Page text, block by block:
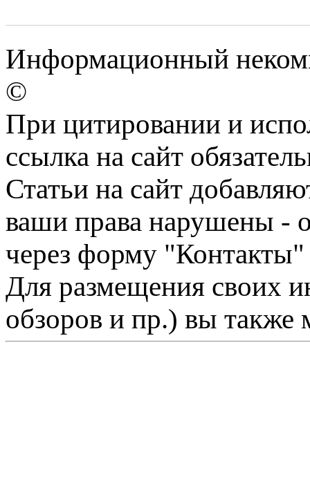
Информационный
©
При цитировании и
ссылка на сайт
Статьи на сайт
ваши права нарушены -
через форму "Контакты"
Для размещения своих
обзоров и пр.) вы также